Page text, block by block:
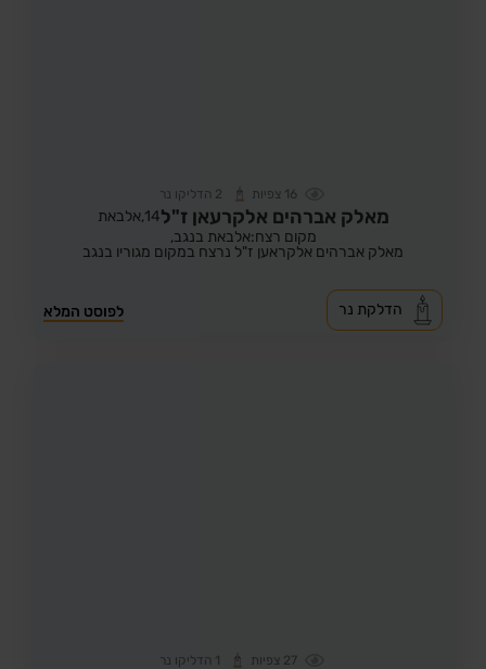
16 צפיות 2 הדליקו נר
מאלק אברהים אלקרעאן ז"ל14, אלבאת
מקום רצח:אלבאת בנגב,
מאלק אברהים אלקראען ז"ל נרצח במקום מגוריו בנגב
לפוסט המלא הדלקת נר
27 צפיות 1 הדליקו נר